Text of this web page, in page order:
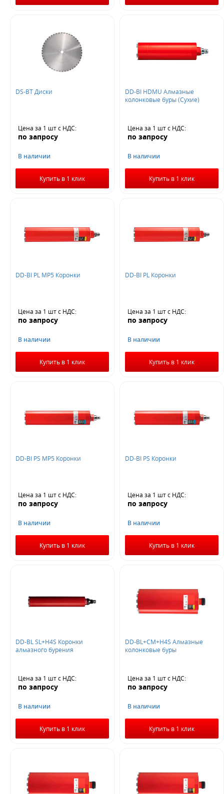
DS-BT Диски
Цена за 1 штс НДС:
по запросу
В наличии
Купить в 1 клик
DD-BI HDMU Алмазные
колонковые буры (Сухие)
Цена за 1 штс НДС:
по запросу
В наличии
Купить в 1 клик
DD-BI PL MP5 Коронки
Цена за 1 штс НДС:
по запросу
В наличии
Купить в 1 клик
DD-BI PL Коронки
Цена за 1 штс НДС:
по запросу
В наличии
Купить в 1 клик
DD-BI PS MP5 Коронки
Цена за 1 штс НДС:
по запросу
В наличии
Купить в 1 клик
DD-BI PS Коронки
Цена за 1 штс НДС:
по запросу
В наличии
Купить в 1 клик
DD-BL SL+H4S Коронки
алмазного бурения
Цена за 1 штс НДС:
по запросу
В наличии
Купить в 1 клик
DD-BL+CM+H4S Алмазные
колонковые буры
Цена за 1 штс НДС:
по запросу
В наличии
Купить в 1 клик